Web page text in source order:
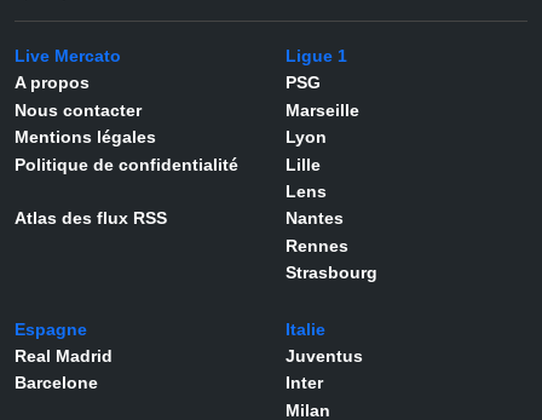
Live Mercato
A propos
Nous contacter
Mentions légales
Politique de confidentialité
Atlas des flux RSS
Ligue 1
PSG
Marseille
Lyon
Lille
Lens
Nantes
Rennes
Strasbourg
Espagne
Real Madrid
Barcelone
Italie
Juventus
Inter
Milan